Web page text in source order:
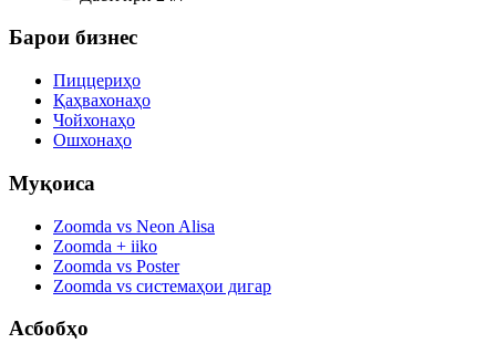
Барои бизнес
Пиццериҳо
Қаҳвахонаҳо
Чойхонаҳо
Ошхонаҳо
Муқоиса
Zoomda vs Neon Alisa
Zoomda + iiko
Zoomda vs Poster
Zoomda vs системаҳои дигар
Асбобҳо